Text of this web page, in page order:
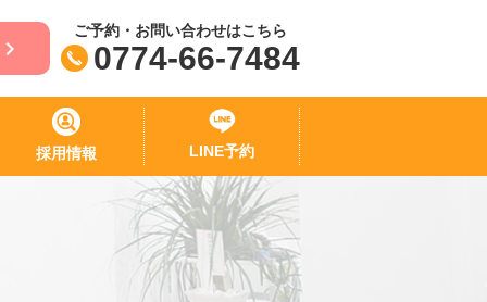
ご予約・お問い合わせはこちら
0774-66-7484
採用情報 LINE予約